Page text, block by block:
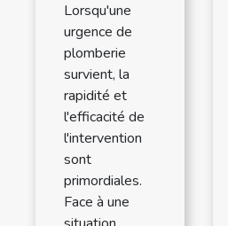
Lorsqu'une
urgence de
plomberie
survient, la
rapidité et
l'efficacité de
l'intervention
sont
primordiales.
Face à une